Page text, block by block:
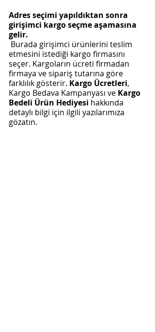
Adres seçimi yapıldıktan sonra
girişimci kargo seçme aşamasına
gelir.
etmesini istediği kargo firmasını
seçer. Kargoların ücreti firmadan
firmaya ve sipariş tutarına göre
farklılık gösterir. Kargo Ücretleri,
Kargo Bedava Kampanyası ve Kargo
Bedeli Ürün Hediyesi hakkında
detaylı bilgi için ilgili yazılarımıza
gözatın.